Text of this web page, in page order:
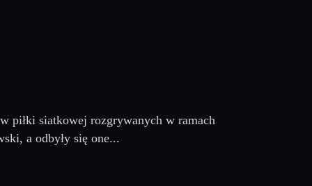
piłki siatkowej rozgrywanych w ramach
a odbyły się one...